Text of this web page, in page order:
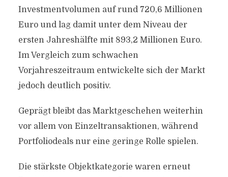
Investmentvolumen auf rund 720,6 Millionen
Euro und lag damit unter dem Niveau der
ersten Jahreshälfte mit 893,2 Millionen Euro.
Im Vergleich zum schwachen
Vorjahreszeitraum entwickelte sich der Markt
jedoch deutlich positiv.
Geprägt bleibt das Marktgeschehen weiterhin
vor allem von Einzeltransaktionen, während
Portfoliodeals nur eine geringe Rolle spielen.
Die stärkste Objektkategorie waren erneut